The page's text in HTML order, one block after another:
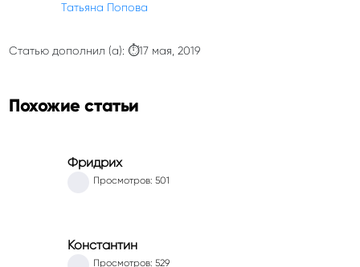
Татьяна Попова
Статью дополнил (а): ⏱17 мая, 2019
Похожие статьи
Фридрих
Просмотров: 501
Константин
Просмотров: 529